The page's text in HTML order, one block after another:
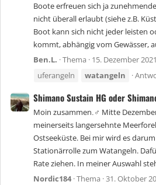
Boote erfreuen sich ja
nicht überall erlaubt (siehe z.B.
Boot kann sich nicht jeder leisten
kommt, abhängig vom Gewässer,
Ben.L. Thema 15. Dezember 2021
uferangeln
watangeln
Shimano Sustain HG oder
Moin zusammen.‍♂ Mitte
meinerseits langersehnte
Ostseeküste. Bei mir wird es
Stationärrolle zum Watangeln.
Rate ziehen. In meiner Auswahl
Nordic184 Thema 31. Oktober